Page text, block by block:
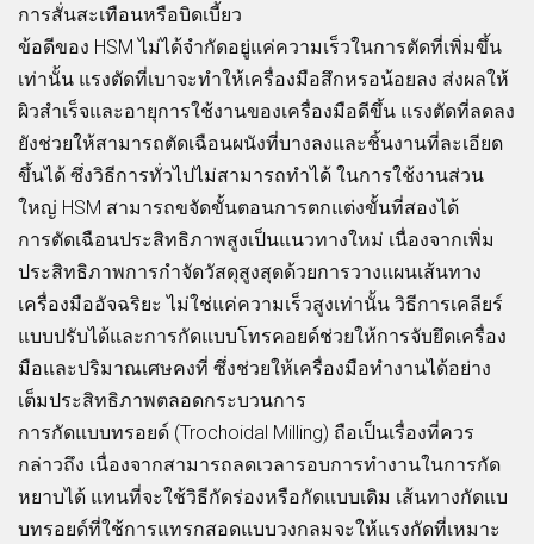
การสั่นสะเทือนหรือบิดเบี้ยว
ข้อดีของ HSM ไม่ได้จำกัดอยู่แค่ความเร็วในการตัดที่เพิ่มขึ้น
เท่านั้น แรงตัดที่เบาจะทำให้เครื่องมือสึกหรอน้อยลง ส่งผลให้
ผิวสำเร็จและอายุการใช้งานของเครื่องมือดีขึ้น แรงตัดที่ลดลง
ยังช่วยให้สามารถตัดเฉือนผนังที่บางลงและชิ้นงานที่ละเอียด
ขึ้นได้ ซึ่งวิธีการทั่วไปไม่สามารถทำได้ ในการใช้งานส่วน
ใหญ่ HSM สามารถขจัดขั้นตอนการตกแต่งขั้นที่สองได้
การตัดเฉือนประสิทธิภาพสูงเป็นแนวทางใหม่ เนื่องจากเพิ่ม
ประสิทธิภาพการกำจัดวัสดุสูงสุดด้วยการวางแผนเส้นทาง
เครื่องมืออัจฉริยะ ไม่ใช่แค่ความเร็วสูงเท่านั้น วิธีการเคลียร์
แบบปรับได้และการกัดแบบโทรคอยด์ช่วยให้การจับยึดเครื่อง
มือและปริมาณเศษคงที่ ซึ่งช่วยให้เครื่องมือทำงานได้อย่าง
เต็มประสิทธิภาพตลอดกระบวนการ
การกัดแบบทรอยด์ (Trochoidal Milling) ถือเป็นเรื่องที่ควร
กล่าวถึง เนื่องจากสามารถลดเวลารอบการทำงานในการกัด
หยาบได้ แทนที่จะใช้วิธีกัดร่องหรือกัดแบบเดิม เส้นทางกัดแบ
บทรอยด์ที่ใช้การแทรกสอดแบบวงกลมจะให้แรงกัดที่เหมาะ